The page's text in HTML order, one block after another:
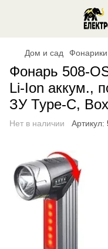
Дом и сад Фонарики
Фонарь 508-
Li-Ion аккум.,
ЗУ Type-C,
Нет в наличии Артикул: